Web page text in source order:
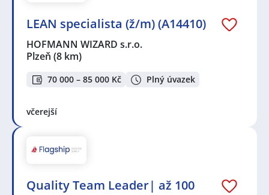
LEAN specialista (ž/m) (A14410)
HOFMANN WIZARD s.r.o.
Plzeň (8 km)
70 000 – 85 000 Kč Plný úvazek
včerejší
Quality Team Leader| až 100